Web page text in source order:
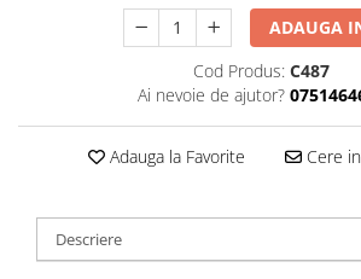
ADAUGA
Cod Produs: C487
Ai nevoie de ajutor?
Adauga la Favorite Cere
Descriere